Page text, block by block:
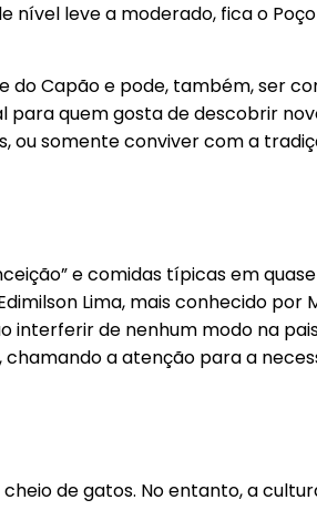
nível leve a moderado, fica o
do Capão e pode, também, ser
para quem gosta de descobrir
ou somente conviver com a
e comidas típicas em
Lima, mais conhecido por
interferir de nenhum modo na
chamando a atenção para a
de gatos. No entanto, a